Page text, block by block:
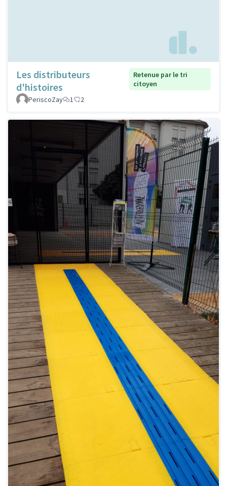
Les distributeurs
d'histoires
Retenue par le tri
citoyen
PeriscoZay
1 2